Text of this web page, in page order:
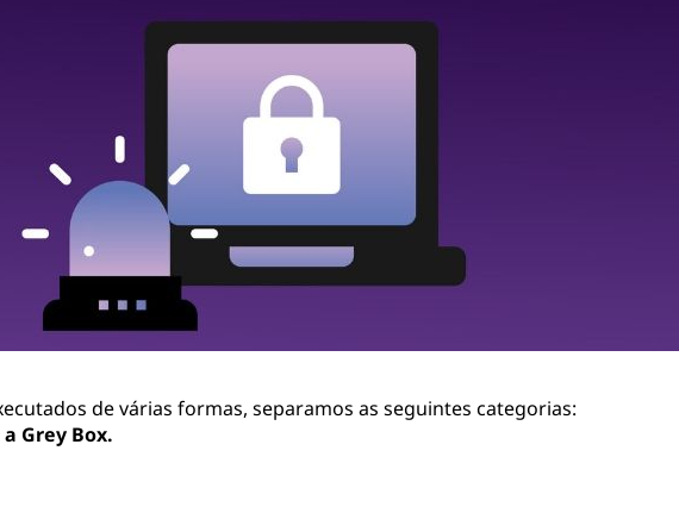
de várias formas, separamos as seguintes categorias:
Grey Box.